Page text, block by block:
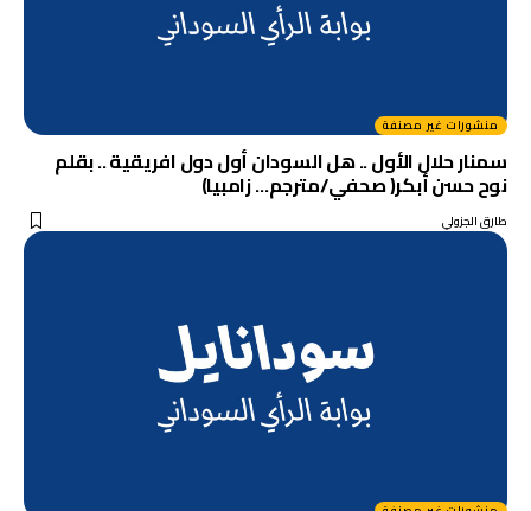
منشورات غير مصنفة
سمنار حلال الأول .. هل السودان أول دول افريقية .. بقلم
نوح حسن أبكر( صحفي/مترجم… زامبيا)
طارق الجزولي